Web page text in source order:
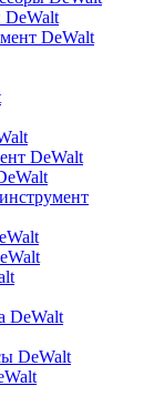
DeWalt
DeWalt
DeWalt
DeWalt
DeWalt